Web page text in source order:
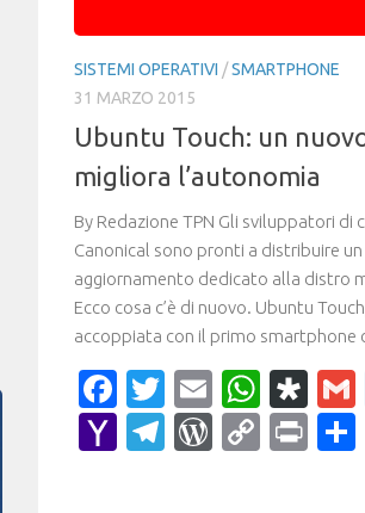
SISTEMI OPERATIVI /SMARTPHONE
31 MARZO 2015
Ubuntu Touch: un
migliora l’autonomia
By Redazione TPN Gli sviluppatori di
Canonical sono pronti a distribuire
aggiornamento dedicato alla distro
Ecco cosa c’è di nuovo. Ubuntu
accoppiata con il primo smartphone
Facebook
Twitter
Email
YahooTelegram
Copy